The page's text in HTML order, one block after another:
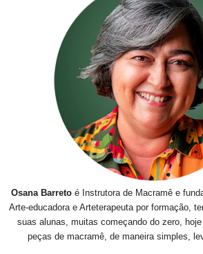
Osana Barretoé Instrutora de Macramê e
Arte-educadora e Arteterapeuta por formação,
suas alunas, muitas começando do zero,
peças de macramê, de maneira simples,